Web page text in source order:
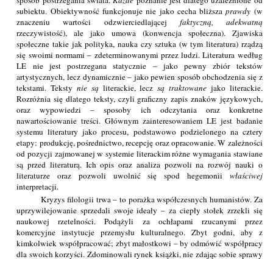
subiektu. Obiektywność funkcjonuje nie jako cecha bliższaprawdy (w
znaczeniu wartości odzwierciedlającej faktyczną, adekwatną
rzeczywistość), ale jako umowa (konwencja społeczna). Zjawiska
społeczne takie jak polityka, nauka czy sztuka (w tym literatura) rządzą
się swoimi normami – zdeterminowanymi przez ludzi. Literatura według
LE nie jest postrzegana statycznie – jako pewny zbiór tekstów
artystycznych, lecz dynamicznie – jako pewien sposób obchodzenia się z
tekstami. Tekstynie są literackie, leczsą traktowane jako literackie.
Rozróżnia się dlatego teksty, czyli graficzny zapis znaków językowych,
oraz wypowiedzi – sposoby ich odczytania oraz konkretne
nawartościowanie treści. Głównym zainteresowaniem LE jest badanie
systemu literatury jako procesu, podstawowo podzielonego na cztery
etapy: produkcję, pośrednictwo, recepcję oraz opracowanie. W zależności
od pozycji zajmowanej w systemie literackim różne wymagania stawiane
są przed literaturą. Ich opis oraz analiza pozwoli na rozwój nauki o
literaturze oraz pozwoli uwolnić się spod hegemonii właściwej
interpretacji.
Kryzys filologii trwa – to porażka współczesnych humanistów. Za
uprzywilejowanie sprzedali swoje ideały – za ciepły stołek zrzekli się
naukowej rzetelności. Podążyli za ochłapami rzucanymi przez
komercyjne instytucje przemysłu kulturalnego. Zbyt godni, aby z
kimkolwiek współpracować; zbyt małostkowi – by odmówić współpracy
dla swoich korzyści. Zdominowali rynek książki, nie zdając sobie sprawy